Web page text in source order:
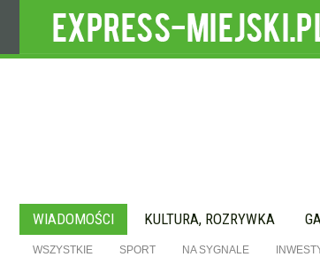
WIADOMOŚCI KULTURA, ROZRYWKA
WSZYSTKIE SPORT NA SYGNALE